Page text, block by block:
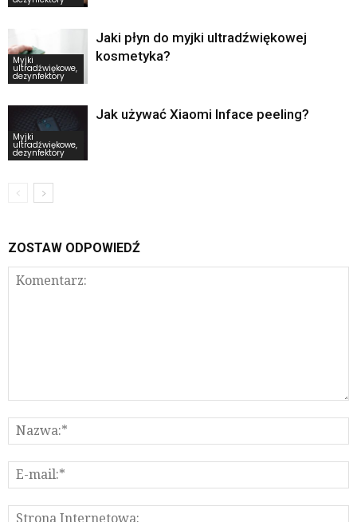
Myjki
ultradźwiękowe,
dezynfektory
Jaki płyn do myjki ultradźwiękowej
kosmetyka?
Myjki
ultradźwiękowe,
dezynfektory
Jak używać Xiaomi Inface peeling?
ZOSTAW ODPOWIEDŹ